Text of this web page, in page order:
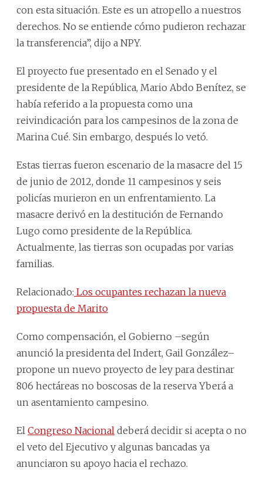
con esta situación. Este es un atropello a nuestros
derechos. No se entiende cómo pudieron rechazar
la transferencia”, dijo a NPY.
El proyecto fue presentado en el Senado y el
presidente de la República, Mario Abdo Benítez, se
había referido a la propuesta como una
reivindicación para los campesinos de la zona de
Marina Cué. Sin embargo, después lo vetó.
Estas tierras fueron escenario de la masacre del 15
de junio de 2012, donde 11 campesinos y seis
policías murieron en un enfrentamiento. La
masacre derivó en la destitución de Fernando
Lugo como presidente de la República.
Actualmente, las tierras son ocupadas por varias
familias.
Relacionado: Los ocupantes rechazan la nueva
propuesta de Marito
Como compensación, el Gobierno –según
anunció la presidenta del Indert, Gail González–
propone un nuevo proyecto de ley para destinar
806 hectáreas no boscosas de la reserva Yberá a
un asentamiento campesino.
El Congreso Nacional deberá decidir si acepta o no
el veto del Ejecutivo y algunas bancadas ya
anunciaron su apoyo hacia el rechazo.